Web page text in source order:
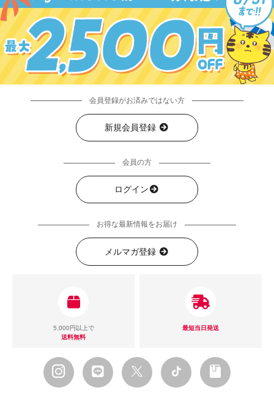
会員登録がお済みではない方
新規会員登録
会員の方
ログイン
お得な最新情報をお届け
メルマガ登録
5,000円以上で
送料無料
最短当日発送